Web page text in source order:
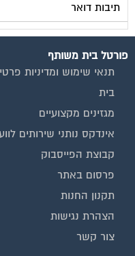
תיבות דואר
פורטל בית משותף
תנאי שימוש ומדיניות
בית
מגזינים מקצועיים
אינדקס נותני שירותים
קבוצת הפייסבוק
פרסום באתר
תקנון החנות
הצהרת נגישות
צור קשר